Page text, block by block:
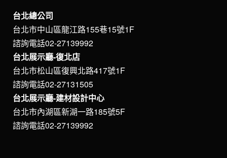
台北總公司
台北市中山區龍江路155巷15號1F
諮詢電話02-27139992
台北展示廳-復北店
台北市松山區復興北路417號1F
諮詢電話02-27131505
台北展示廳-建材設計中心
台北市內湖區新湖一路185號5F
諮詢電話02-27139992